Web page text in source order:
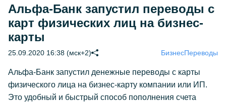
Альфа-Банк запустил переводы c
карт физических лиц на бизнес-
карты
25.09.2020 16:38 (мск+2) БизнесПереводы
Альфа-Банк запустил денежные переводы с карты
физического лица на бизнес-карту компании или ИП.
Это удобный и быстрый способ пополнения счета